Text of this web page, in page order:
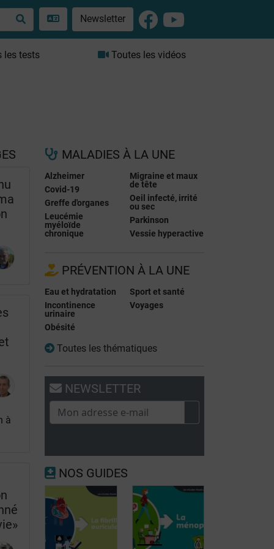
Newsletter
les tests Toutes les vidéos
à
MALADIES À LA UNE
Alzheimer
Covid-19
Greffe d'organes
Leucémie
myéloïde
chronique
Migraine et maux
de tête
Oeil infecté, irrité
ou sec
Parkinson
Vessie hyperactive
PRÉVENTION À LA UNE
Eau et hydratation
Incontinence
urinaire
Obésité
Sport et santé
Voyages
Toutes les thématiques
NEWSLETTER
NOS GUIDES